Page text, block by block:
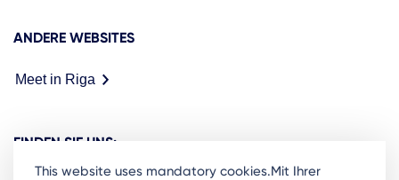
ANDERE WEBSITES
Meet in Riga
FINDEN SIE UNS:
This website uses mandatory cookies.Mit Ihrer